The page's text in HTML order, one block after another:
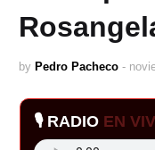
by Pedro Pacheco -
🎙️ RADIO EN